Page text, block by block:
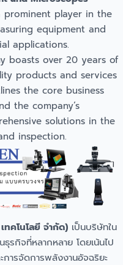
prominent player in the
equipment and
applications.
boasts over 20 years of
products and services
the core business
the company’s
solutions in the
inspection.
คโนโลยี จำกัด) เป็นบริษัทใน
ธุรกิจที่หลากหลาย โดยเน้นไป
การจัดการพลังงานอัจฉริยะ